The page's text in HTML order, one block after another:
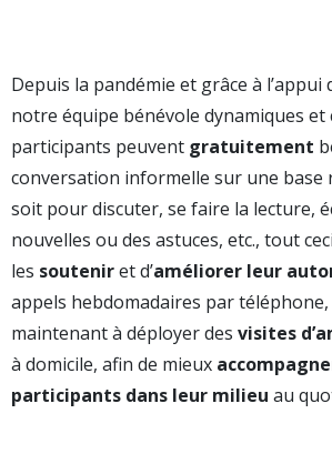
Depuis la pandémie et grâce à l’appui
notre équipe bénévole dynamiques et
participants peuvent gratuitement
conversation informelle sur une base
soit pour discuter, se faire la lecture,
nouvelles ou des astuces, etc., tout
les souteniret d’améliorer leur
appels hebdomadaires par
maintenant à déployer des visites
à domicile, afin de mieux
participants dans leur milieu au